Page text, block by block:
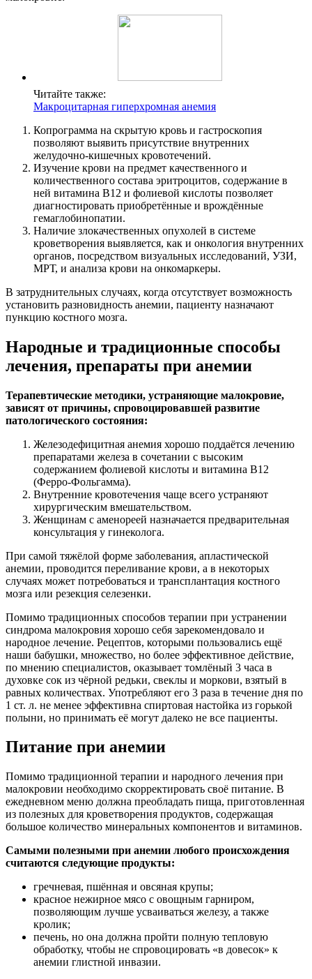
Читайте также:
Макроцитарная гиперхромная анемия
Копрограмма на скрытую кровь и гастроскопия
позволяют выявить присутствие внутренних
желудочно-кишечных кровотечений.
Изучение крови на предмет качественного и
количественного состава эритроцитов, содержание в
ней витамина В12 и фолиевой кислоты позволяет
диагностировать приобретённые и врождённые
гемаглобинопатии.
Наличие злокачественных опухолей в системе
кроветворения выявляется, как и онкология внутренних
органов, посредством визуальных исследований, УЗИ,
МРТ, и анализа крови на онкомаркеры.
В затруднительных случаях, когда отсутствует возможность
установить разновидность анемии, пациенту назначают
пункцию костного мозга.
Народные и традиционные способы
лечения, препараты при анемии
Терапевтические методики, устраняющие малокровие,
зависят от причины, спровоцировавшей развитие
патологического состояния:
Железодефицитная анемия хорошо поддаётся лечению
препаратами железа в сочетании с высоким
содержанием фолиевой кислоты и витамина В12
(Ферро-Фольгамма).
Внутренние кровотечения чаще всего устраняют
хирургическим вмешательством.
Женщинам с аменореей назначается предварительная
консультация у гинеколога.
При самой тяжёлой форме заболевания, апластической
анемии, проводится переливание крови, а в некоторых
случаях может потребоваться и трансплантация костного
мозга или резекция селезенки.
Помимо традиционных способов терапии при устранении
синдрома малокровия хорошо себя зарекомендовало и
народное лечение. Рецептов, которыми пользовались ещё
наши бабушки, множество, но более эффективное действие,
по мнению специалистов, оказывает томлёный 3 часа в
духовке сок из чёрной редьки, свеклы и моркови, взятый в
равных количествах. Употребляют его 3 раза в течение дня по
1 ст. л. не менее эффективна спиртовая настойка из горькой
полыни, но принимать её могут далеко не все пациенты.
Питание при анемии
Помимо традиционной терапии и народного лечения при
малокровии необходимо скорректировать своё питание. В
ежедневном меню должна преобладать пища, приготовленная
из полезных для кроветворения продуктов, содержащая
большое количество минеральных компонентов и витаминов.
Самыми полезными при анемии любого происхождения
считаются следующие продукты:
гречневая, пшённая и овсяная крупы;
красное нежирное мясо с овощным гарниром,
позволяющим лучше усваиваться железу, а также
кролик;
печень, но она должна пройти полную тепловую
обработку, чтобы не спровоцировать «в довесок» к
анемии глистной инвазии.